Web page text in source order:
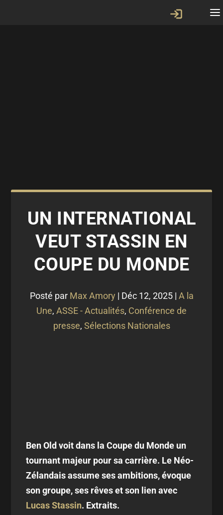
UN INTERNATIONAL
VEUT STASSIN EN
COUPE DU MONDE
Posté par Max Amory | Déc 12, 2025| A la
Une, ASSE - Actualités, Conférence de
presse, Sélections Nationales
Ben Old voit dans la Coupe du Monde un
tournant majeur pour sa carrière. Le Néo-
Zélandais assume ses ambitions, évoque
son groupe, ses rêves et son lien avec
Lucas Stassin. Extraits.